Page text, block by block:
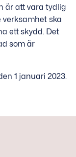
är att vara tydlig
ska
ett skydd. Det
som är
1 januari 2023.